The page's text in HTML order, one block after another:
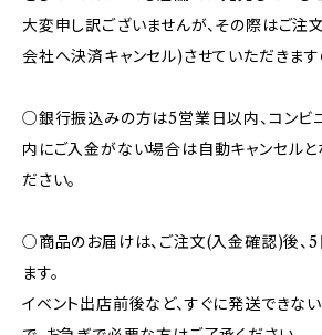
大変申し訳ございませんが、その際はご注
会社へ決済キャンセル)させていただきます
○銀行振込みの方は5営業日以内、コンビ
内にご入金がない場合は自動キャンセルと
ださい。
○商品のお届けは、ご注文(入金確認)後、
ます。
イベント出店前後など、すぐに発送できな